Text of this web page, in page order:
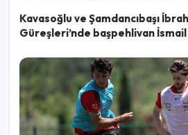
Kavasoğlu ve Şamdancıbaşı
Güreşleri’nde başpehlivan